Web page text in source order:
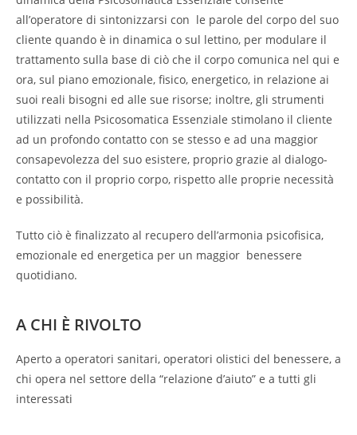
all’operatore di sintonizzarsi con le parole del corpo del suo
cliente quando è in dinamica o sul lettino, per modulare il
trattamento sulla base di ciò che il corpo comunica nel qui e
ora, sul piano emozionale, fisico, energetico, in relazione ai
suoi reali bisogni ed alle sue risorse; inoltre, gli strumenti
utilizzati nella Psicosomatica Essenziale stimolano il cliente
ad un profondo contatto con se stesso e ad una maggior
consapevolezza del suo esistere, proprio grazie al dialogo-
contatto con il proprio corpo, rispetto alle proprie necessità
e possibilità.
Tutto ciò è finalizzato al recupero dell’armonia psicofisica,
emozionale ed energetica per un maggior benessere
quotidiano.
A CHI È RIVOLTO
Aperto a operatori sanitari, operatori olistici del benessere, a
chi opera nel settore della “relazione d’aiuto” e a tutti gli
interessati